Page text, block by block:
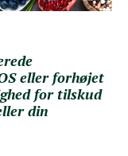
eller forhøjet
for tilskud
din